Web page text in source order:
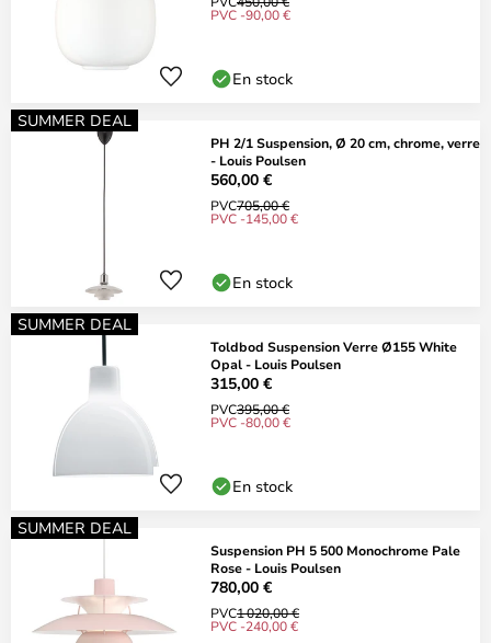
PVC -90,00 €
En stock
SUMMER DEAL
PH 2/1 Suspension, Ø 20 cm, chrome, verre
- Louis Poulsen
560,00 €
PVC705,00 €
PVC -145,00 €
En stock
SUMMER DEAL
Toldbod Suspension Verre Ø155 White
Opal - Louis Poulsen
315,00 €
PVC395,00 €
PVC -80,00 €
En stock
SUMMER DEAL
Suspension PH 5 500 Monochrome Pale
Rose - Louis Poulsen
780,00 €
PVC1 020,00 €
PVC -240,00 €